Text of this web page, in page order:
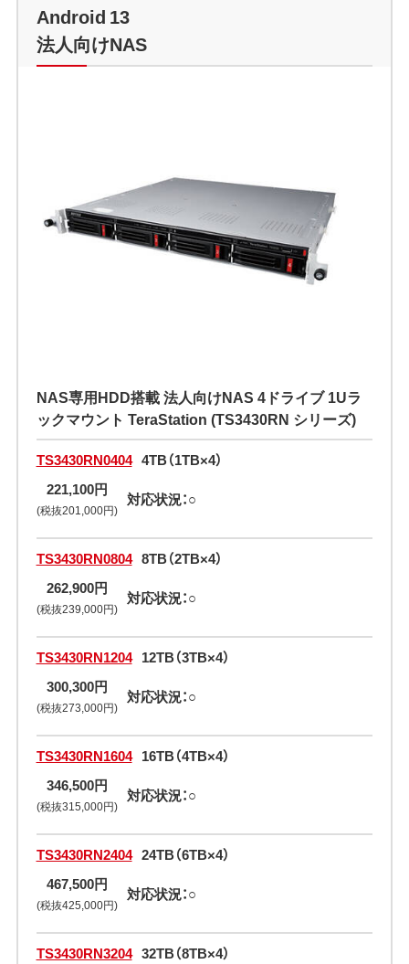
Android 13
法人向けNAS
NAS専用HDD搭載 法人向けNAS 4ドライブ 1Uラ
ックマウント TeraStation (TS3430RN シリーズ)
TS3430RN0404 4TB（1TB×4）
221,100円
(税抜201,000円)
対応状況：○
TS3430RN0804 8TB（2TB×4）
262,900円
(税抜239,000円)
対応状況：○
TS3430RN1204 12TB（3TB×4）
300,300円
(税抜273,000円)
対応状況：○
TS3430RN1604 16TB（4TB×4）
346,500円
(税抜315,000円)
対応状況：○
TS3430RN2404 24TB（6TB×4）
467,500円
(税抜425,000円)
対応状況：○
TS3430RN3204 32TB（8TB×4）